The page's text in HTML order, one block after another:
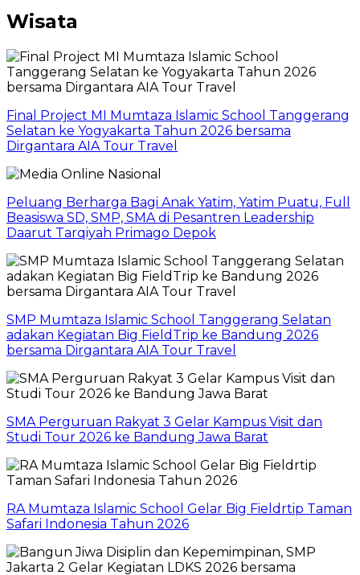
Wisata
Final Project MI Mumtaza Islamic School Tanggerang
Selatan ke Yogyakarta Tahun 2026 bersama
Dirgantara AIA Tour Travel
Peluang Berharga Bagi Anak Yatim, Yatim Puatu, Full
Beasiswa SD, SMP, SMA di Pesantren Leadership
Daarut Tarqiyah Primago Depok
SMP Mumtaza Islamic School Tanggerang Selatan
adakan Kegiatan Big FieldTrip ke Bandung 2026
bersama Dirgantara AIA Tour Travel
SMA Perguruan Rakyat 3 Gelar Kampus Visit dan
Studi Tour 2026 ke Bandung Jawa Barat
RA Mumtaza Islamic School Gelar Big Fieldrtip Taman
Safari Indonesia Tahun 2026